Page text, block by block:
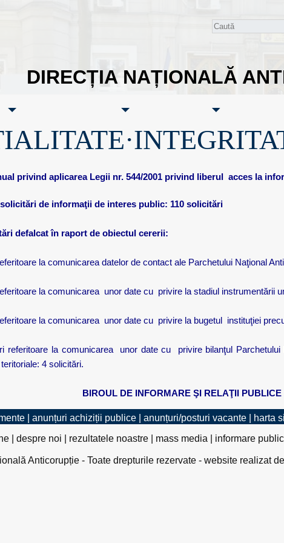
DIRECȚIA NAȚIONALĂ
privind aplicarea Legii nr. 544/2001 privind liberul acces la
de informaţii de interes public: 110 solicitări
defalcat în raport de obiectul cererii:
la comunicarea datelor de contact ale Parchetului Naţional
la comunicarea unor date cu privire la stadiul instrumentării
la comunicarea unor date cu privire la bugetul instituţiei
referitoare la comunicarea unor date cu
privire bilanţul
4 solicitări.
BIROUL DE INFORMARE ŞI RELAŢII PUBLICE
| anunțuri achiziții publice| anunțuri/posturi vacante| harta
| despre noi rezultatele noastre| mass media informare
Anticorupție - Toate drepturile rezervate - website realizat